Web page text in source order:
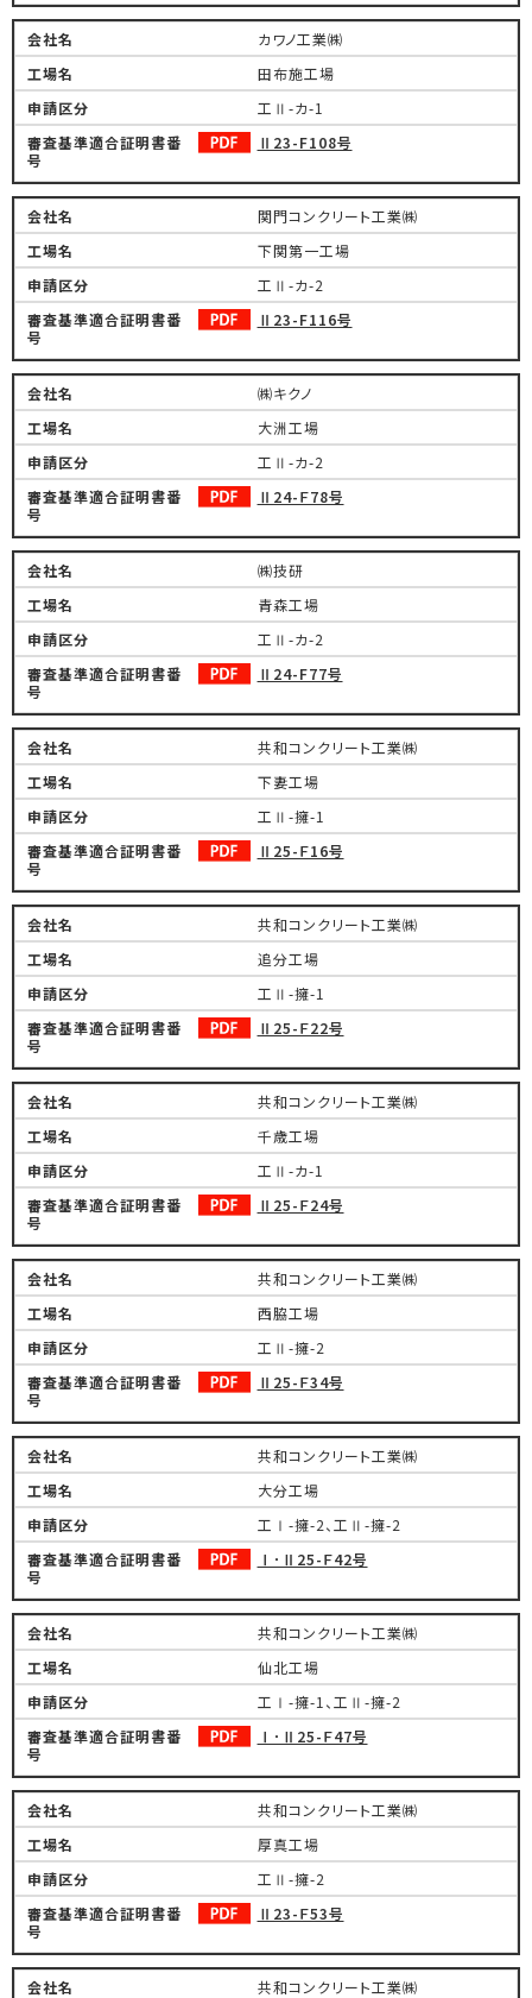
カワノ工業㈱
田布施工場
工Ⅱ-カ-1
Ⅱ23-F108号
関門コンクリート工業㈱
下関第一工場
工Ⅱ-カ-2
Ⅱ23-F116号
㈱キクノ
大洲工場
工Ⅱ-カ-2
Ⅱ24-Ｆ78号
㈱技研
青森工場
工Ⅱ-カ-2
Ⅱ24-F77号
共和コンクリート工業㈱
下妻工場
工Ⅱ-擁-1
Ⅱ25-Ｆ16号
共和コンクリート工業㈱
追分工場
工Ⅱ-擁-1
Ⅱ25-Ｆ22号
共和コンクリート工業㈱
千歳工場
工Ⅱ-カ-1
Ⅱ25-Ｆ24号
共和コンクリート工業㈱
西脇工場
工Ⅱ-擁-2
Ⅱ25-Ｆ34号
共和コンクリート工業㈱
大分工場
工Ⅰ-擁-2、工Ⅱ-擁-2
Ⅰ･Ⅱ25-Ｆ42号
共和コンクリート工業㈱
仙北工場
工Ⅰ-擁-1、工Ⅱ-擁-2
Ⅰ･Ⅱ25-Ｆ47号
共和コンクリート工業㈱
厚真工場
工Ⅱ-擁-2
Ⅱ23-Ｆ53号
共和コンクリート工業㈱